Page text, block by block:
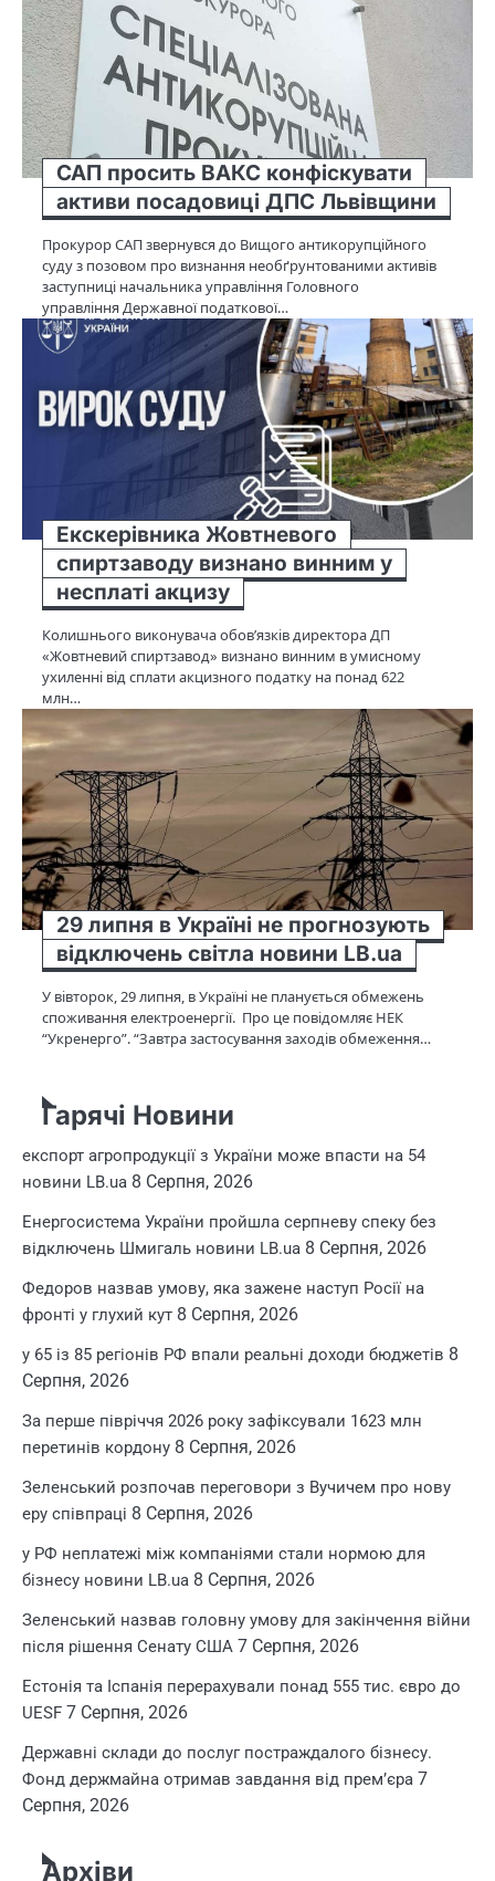
САП просить ВАКС конфіскувати
активи посадовиці ДПС Львівщини
Прокурор САП звернувся до Вищого антикорупційного
суду з позовом про визнання необґрунтованими активів
заступниці начальника управління Головного
управління Державної податкової…
Екскерівника Жовтневого
спиртзаводу визнано винним у
несплаті акцизу
Колишнього виконувача обов’язків директора ДП
«Жовтневий спиртзавод» визнано винним в умисному
ухиленні від сплати акцизного податку на понад 622
млн…
29 липня в Україні не прогнозують
відключень світла новини LB.ua
У вівторок, 29 липня, в Україні не планується обмежень
споживання електроенергії. Про це повідомляє НЕК
“Укренерго”. “Завтра застосування заходів обмеження…
Гарячі Новини
експорт агропродукції з України може впасти на 54
новини LB.ua 8 Серпня, 2026
Енергосистема України пройшла серпневу спеку без
відключень Шмигаль новини LB.ua 8 Серпня, 2026
Федоров назвав умову, яка зажене наступ Росії на
фронті у глухий кут 8 Серпня, 2026
у 65 із 85 регіонів РФ впали реальні доходи бюджетів 8
Серпня, 2026
За перше півріччя 2026 року зафіксували 1623 млн
перетинів кордону 8 Серпня, 2026
Зеленський розпочав переговори з Вучичем про нову
еру співпраці 8 Серпня, 2026
у РФ неплатежі між компаніями стали нормою для
бізнесу новини LB.ua 8 Серпня, 2026
Зеленський назвав головну умову для закінчення війни
після рішення Сенату США 7 Серпня, 2026
Естонія та Іспанія перерахували понад 555 тис. євро до
UESF 7 Серпня, 2026
Державні склади до послуг постраждалого бізнесу.
Фонд держмайна отримав завдання від прем’єра 7
Серпня, 2026
Архіви